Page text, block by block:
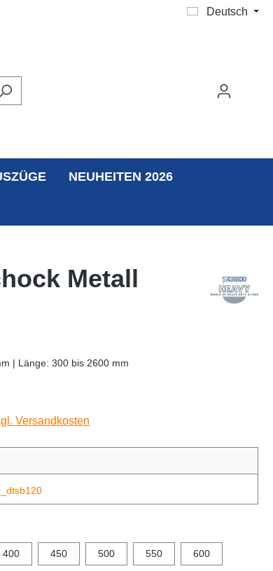
Deutsch
NEUHEITEN 2026
Metall
| Länge: 300 bis 2600 mm
Versandkosten
400 450 500 550 600